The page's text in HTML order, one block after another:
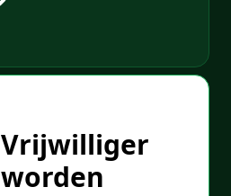
Vrijwilliger
worden